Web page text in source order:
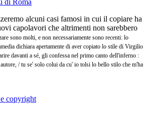
alcuni casi famosi in cui il copiare ha
capolavori che altrimenti non sarebbero
sono molti, e non necessariamente sono recenti: lo
dichiara apertamente di aver copiato lo stile di Virgilio
davanti a sé, gli confessa nel primo canto dell'inferno :
/ tu se' solo colui da cu' io tolsi lo bello stilo che m'ha
copyright